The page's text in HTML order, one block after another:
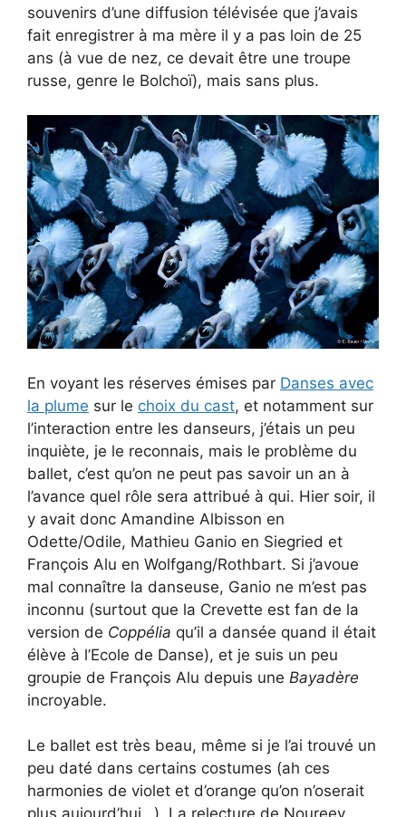
souvenirs d’une diffusion télévisée que j’avais
fait enregistrer à ma mère il y a pas loin de 25
ans (à vue de nez, ce devait être une troupe
russe, genre le Bolchoï), mais sans plus.
En voyant les réserves émises par Danses avec
la plume sur le choix du cast, et notamment sur
l’interaction entre les danseurs, j’étais un peu
inquiète, je le reconnais, mais le problème du
ballet, c’est qu’on ne peut pas savoir un an à
l’avance quel rôle sera attribué à qui. Hier soir, il
y avait donc Amandine Albisson en
Odette/Odile, Mathieu Ganio en Siegried et
François Alu en Wolfgang/Rothbart. Si j’avoue
mal connaître la danseuse, Ganio ne m’est pas
inconnu (surtout que la Crevette est fan de la
version de Coppélia qu’il a dansée quand il était
élève à l’Ecole de Danse), et je suis un peu
groupie de François Alu depuis une Bayadère
incroyable.
Le ballet est très beau, même si je l’ai trouvé un
peu daté dans certains costumes (ah ces
harmonies de violet et d’orange qu’on n’oserait